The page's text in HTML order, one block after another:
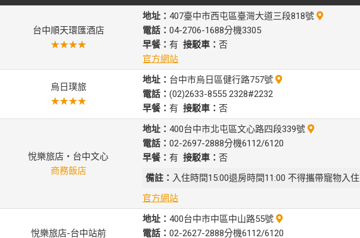
台中順天環匯酒店
★★★★
地址：407臺中市西屯區臺灣大道三段818號
電話：04-2706-1688分機3305
早餐：有接駁車：否
官方網站
烏日璞旅
★★★★
地址： 台中市烏日區健行路757號
電話：(02)2633-8555 2328#2232
早餐：有接駁車：否
悅樂旅店‧台中文心
商務飯店
地址：400台中市北屯區文心路四段339號
電話：02-2697-2888分機6112/6120
早餐：有接駁車：否
備註： 入住時間15:00退房時間11:00 不得攜帶寵物入住
官方網站
悅樂旅店-台中站前
地址：400台中市中區中山路55號
電話：02-2627-2888分機6112/6120